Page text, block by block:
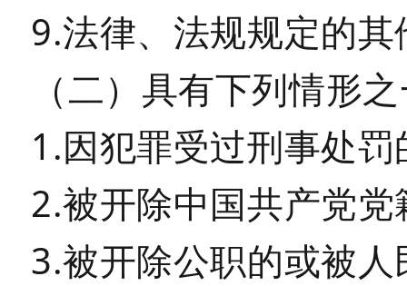
9.法律、法规规定的
（二）具有下列情形
1.因犯罪受过刑事处罚
2.被开除中国共产党党
3.被开除公职的或被